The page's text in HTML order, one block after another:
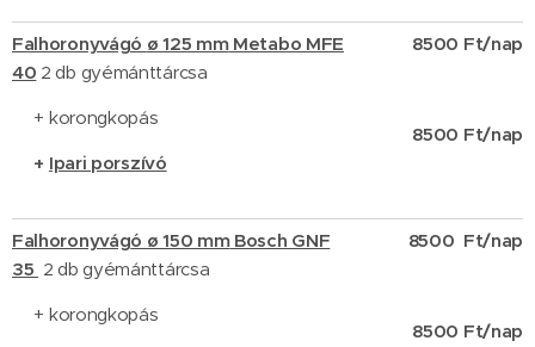
Falhoronyvágó ø 125 mmMetabo MFE
40 2 db gyémánttárcsa
+ korongkopás
+ Ipari porszívó
8500 Ft/nap
8500 Ft/nap
Falhoronyvágó ø 150 mmBosch GNF
35 2 db gyémánttárcsa
+ korongkopás
8500 Ft/nap
8500 Ft/nap